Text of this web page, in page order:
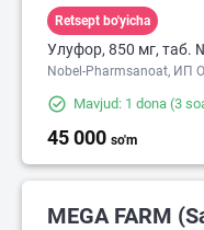
Retsept bo'yicha
Улуфор, 850 мг, таб.
Nobel-Pharmsanoat, ИП
Mavjud: 1 dona (3
45 000 so'm
MEGA FARM